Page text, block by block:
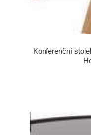
Konferenční